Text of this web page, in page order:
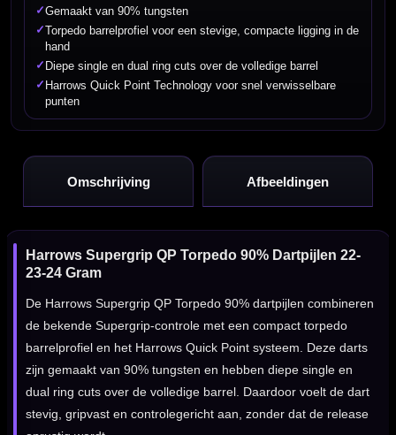
✓Gemaakt van 90% tungsten
✓ Torpedo barrelprofiel voor een stevige, compacte ligging in de
hand
✓ Diepe single en dual ring cuts over de volledige barrel
✓ Harrows Quick Point Technology voor snel verwisselbare
punten
Omschrijving Afbeeldingen
Harrows Supergrip QP Torpedo 90% Dartpijlen 22-
23-24 Gram
De Harrows Supergrip QP Torpedo 90% dartpijlen combineren
de bekende Supergrip-controle met een compact torpedo
barrelprofiel en het Harrows Quick Point systeem. Deze darts
zijn gemaakt van 90% tungsten en hebben diepe single en
dual ring cuts over de volledige barrel. Daardoor voelt de dart
stevig, gripvast en controlegericht aan, zonder dat de release